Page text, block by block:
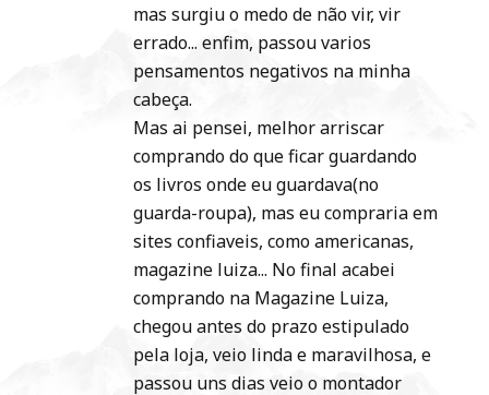
mas surgiu o medo de não vir, vir
errado... enfim, passou varios
pensamentos negativos na minha
cabeça.
Mas ai pensei, melhor arriscar
comprando do que ficar guardando
os livros onde eu guardava(no
guarda-roupa), mas eu compraria em
sites confiaveis, como americanas,
magazine luiza... No final acabei
comprando na Magazine Luiza,
chegou antes do prazo estipulado
pela loja, veio linda e maravilhosa, e
passou uns dias veio o montador